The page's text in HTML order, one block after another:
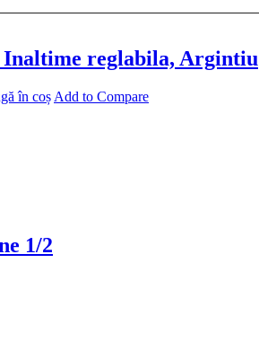
Inaltime reglabila, Argintiu
în coș Add to Compare
1/2